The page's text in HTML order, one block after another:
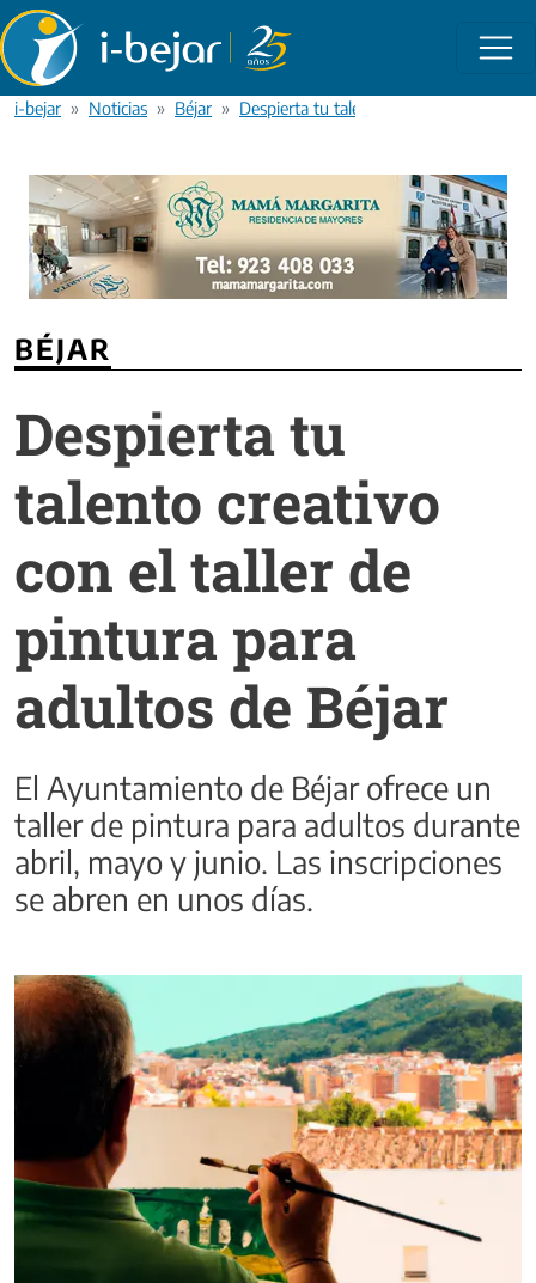
Pasar al contenido principal
i-bejar Noticias Béjar Despierta tu talento creativo con el
BÉJAR
Despierta tu
talento creativo
con el taller de
pintura para
adultos de Béjar
El Ayuntamiento de Béjar ofrece un
taller de pintura para adultos durante
abril, mayo y junio. Las inscripciones
se abren en unos días.